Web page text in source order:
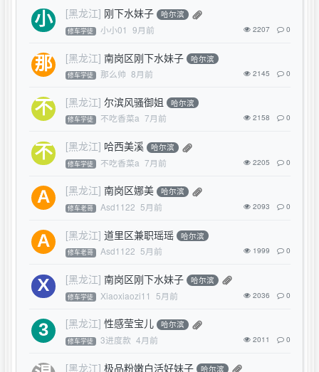
[黑龙江] 刚下水妹子 哈尔滨
修车学徒 小小01 9月前 2207 0
[黑龙江] 南岗区刚下水妹子 哈尔滨
修车学徒 那么帅 8月前 2145 0
[黑龙江] 尔滨风骚御姐 哈尔滨
修车学徒 不吃香菜a 7月前 2158 0
[黑龙江] 哈西美溪 哈尔滨
修车学徒 不吃香菜a 7月前 2205 0
[黑龙江] 南岗区娜美 哈尔滨
修车老哥 Asd1122 5月前 2093 0
[黑龙江] 道里区兼职瑶瑶 哈尔滨
修车老哥 Asd1122 5月前 1999 0
[黑龙江] 南岗区刚下水妹子 哈尔滨
修车学徒 Xiaoxiaozi11 5月前 2036 0
[黑龙江] 性感莹宝儿 哈尔滨
修车学徒 3进度款 4月前 2011 0
[黑龙江] 极品粉嫩白活好妹子 哈尔滨